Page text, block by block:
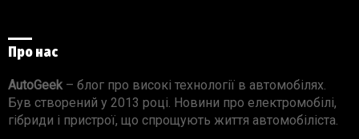
Про нас
AutoGeek – блог про високі технології в автомобілях.
Був створений у 2013 році. Новини про електромобілі,
гібриди і пристрої, що спрощують життя автомобіліста.